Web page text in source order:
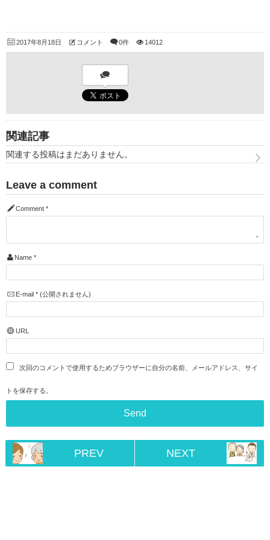
2017年8月18日 コメント 0件 14012
関連記事
関連する投稿はまだありません。
Leave a comment
Comment *
Name *
E-mail *(公開されません)
URL
次回のコメントで使用するためブラウザーに自分の名前、メールアドレス、サイ
トを保存する。
PREV NEXT